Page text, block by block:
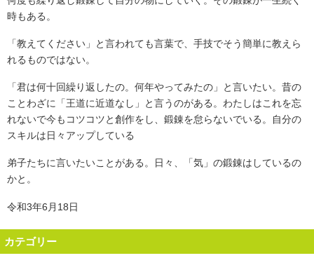
時もある。
「教えてください」と言われても言葉で、手技でそう簡単に教えら
れるものではない。
「君は何十回繰り返したの。何年やってみたの」と言いたい。昔の
ことわざに「王道に近道なし」と言うのがある。わたしはこれを忘
れないで今もコツコツと創作をし、鍛錬を怠らないでいる。自分の
スキルは日々アップしている
弟子たちに言いたいことがある。日々、「気」の鍛錬はしているの
かと。
令和3年6月18日
カテゴリー